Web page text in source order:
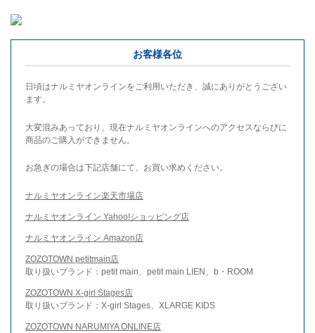
お客様各位
日頃はナルミヤオンラインをご利用いただき、誠にありがとうござい
ます。
大変混みあっており、現在ナルミヤオンラインへのアクセスならびに
商品のご購入ができません。
お急ぎの場合は下記店舗にて、お買い求めください。
ナルミヤオンライン楽天市場店
ナルミヤオンライン Yahoo!ショッピング店
ナルミヤオンライン Amazon店
ZOZOTOWN petitmain店
取り扱いブランド：petit main、petit main LIEN、b・ROOM
ZOZOTOWN X-girl Stages店
取り扱いブランド：X-girl Stages、XLARGE KIDS
ZOZOTOWN NARUMIYA ONLINE店